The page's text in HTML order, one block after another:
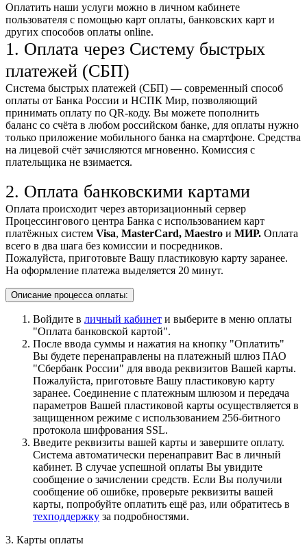
Оплатить наши услуги можно в личном кабинете
пользователя с помощью карт оплаты, банковских карт и
других способов оплаты online.
1. Оплата через Систему быстрых
платежей (СБП)
Система быстрых платежей (СБП) — современный способ
оплаты от Банка России и НСПК Мир, позволяющий
принимать оплату по QR-коду. Вы можете пополнить
баланс со счёта в любом российском банке, для оплаты нужно
только приложение мобильного банка на смартфоне. Средства
на лицевой счёт зачисляются мгновенно. Комиссия с
плательщика не взимается.
2. Оплата банковскими картами
Оплата происходит через авторизационный сервер
Процессингового центра Банка с использованием карт
платёжных систем Visa, MasterCard, Maestro и МИР. Оплата
всего в два шага без комиссии и посредников.
Пожалуйста, приготовьте Вашу пластиковую карту заранее.
На оформление платежа выделяется 20 минут.
Описание процесса оплаты:
Войдите в личный кабинет и выберите в меню оплаты
"Оплата банковской картой".
После ввода суммы и нажатия на кнопку "Оплатить"
Вы будете перенаправлены на платежный шлюз ПАО
"Сбербанк России" для ввода реквизитов Вашей карты.
Пожалуйста, приготовьте Вашу пластиковую карту
заранее. Соединение с платежным шлюзом и передача
параметров Вашей пластиковой карты осуществляется в
защищенном режиме с использованием 256-битного
протокола шифрования SSL.
Введите реквизиты вашей карты и завершите оплату.
Система автоматически перенаправит Вас в личный
кабинет. В случае успешной оплаты Вы увидите
сообщение о зачислении средств. Если Вы получили
сообщение об ошибке, проверьте реквизиты вашей
карты, попробуйте оплатить ещё раз, или обратитесь в
техподдержку за подробностями.
3. Карты оплаты